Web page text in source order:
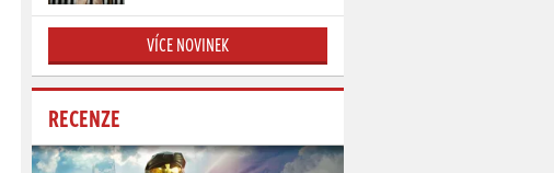
VÍCE NOVINEK
RECENZE